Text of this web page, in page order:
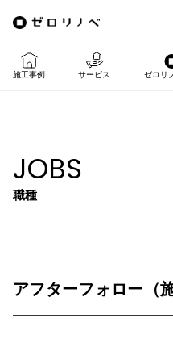
施工事例 サービス
リノベのみ
ゼロリ
ゼロリノベのひと
メディア掲載
よみもの
アフターサポート
JOBS
職種
アフターフォロー（